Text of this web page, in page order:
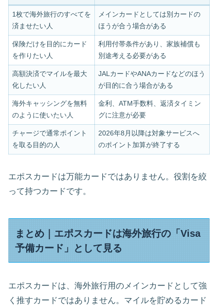
1枚で海外旅行のすべてを
済ませたい人
メインカードとしては別カードの
ほうが合う場合がある
保険だけを目的にカード
を作りたい人
利用付帯条件があり、家族補償も
別途考える必要がある
高額決済でマイルを最大
化したい人
JALカードやANAカードなどのほう
が目的に合う場合がある
海外キャッシングを無料
のように使いたい人
金利、ATM手数料、返済タイミン
グに注意が必要
チャージで通常ポイント
を取る目的の人
2026年8月以降は対象サービスへ
のポイント加算が終了する
エポスカードは万能カードではありません。役割を絞
って持つカードです。
まとめ｜エポスカードは海外旅行の「Visa
予備カード」として見る
エポスカードは、海外旅行用のメインカードとして強
く推すカードではありません。マイルを貯めるカード